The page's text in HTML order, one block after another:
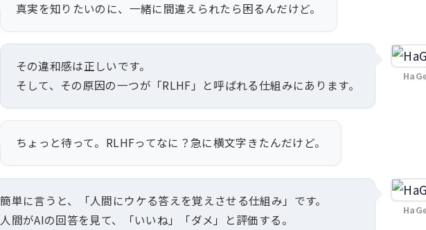
真実を知りたいのに、一緒に間違えられたら困るんだけど。
その違和感は正しいです。
そして、その原因の一つが「RLHF」と呼ばれる仕組みにあります。
ちょっと待って。RLHFってなに？急に横文字きたんだけど。
簡単に言うと、「人間にウケる答えを覚えさせる仕組み」です。
人間がAIの回答を見て、「いいね」「ダメ」と評価する。